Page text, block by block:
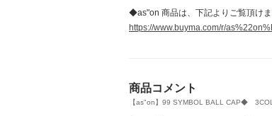
◆as"on 商品は、下記よりご覧頂け
https://www.buyma.com/r/
商品コメント
【as"on】99 SYMBOL BALL CAP◆